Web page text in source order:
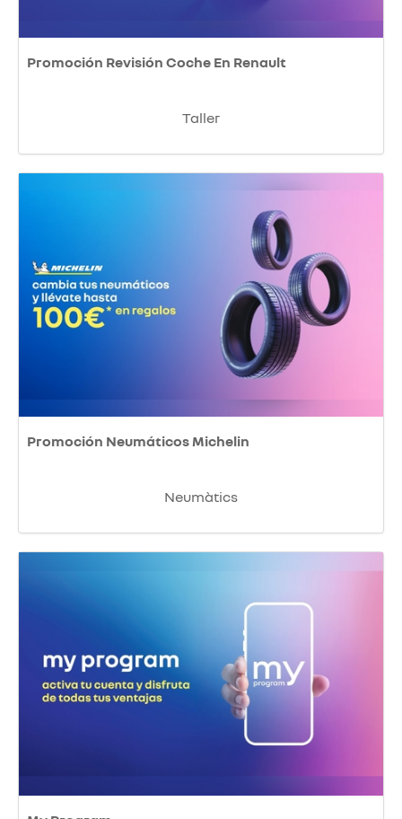
Promoción Revisión Coche En Renault
Taller
Promoción Neumáticos Michelin
Neumàtics